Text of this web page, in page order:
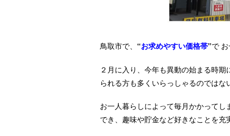
鳥取市で、 “お求めやすい価格帯”で
２月に入り、今年も異動の始まる時
られる方も多くいらっしゃるのではな
お一人暮らしによって毎月かかって
でき、趣味や貯金など好きなことを充